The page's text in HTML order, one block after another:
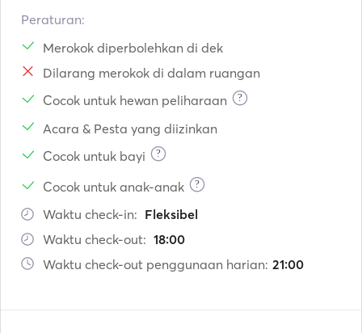
Peraturan:
Merokok diperbolehkan di dek
Dilarang merokok di dalam ruangan
Cocok untuk hewan peliharaan
?
Acara & Pesta yang diizinkan
Cocok untuk bayi
?
Cocok untuk anak-anak ?
Waktu check-in: Fleksibel
Waktu check-out: 18:00
Waktu check-out penggunaan harian: 21:00